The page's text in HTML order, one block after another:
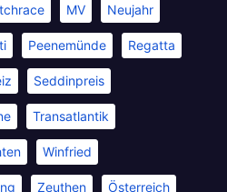
MV Neujahr
Peenemünde Regatta
Seddinpreis
Transatlantik
Winfried
Zeuthen Österreich